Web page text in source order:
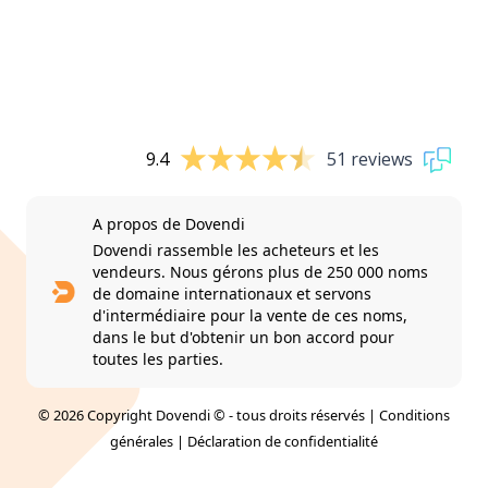
9.4 51 reviews
A propos de Dovendi
Dovendi rassemble les acheteurs et les
vendeurs. Nous gérons plus de 250 000 noms
de domaine internationaux et servons
d'intermédiaire pour la vente de ces noms,
dans le but d'obtenir un bon accord pour
toutes les parties.
© 2026 Copyright Dovendi © - tous droits réservés | Conditions
générales | Déclaration de confidentialité